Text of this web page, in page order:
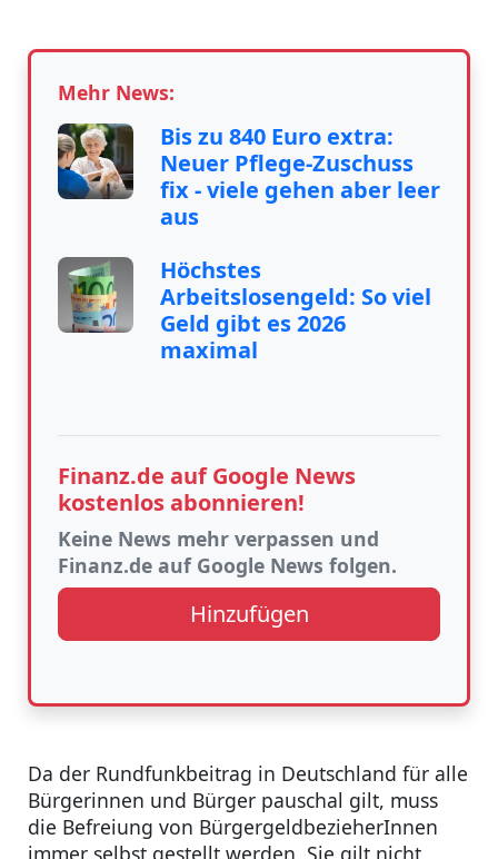
Mehr News:
Bis zu 840 Euro extra:
Neuer Pflege-Zuschuss
fix - viele gehen aber leer
aus
Höchstes
Arbeitslosengeld: So viel
Geld gibt es 2026
maximal
Finanz.de auf Google News
kostenlos abonnieren!
Keine News mehr verpassen und
Finanz.de auf Google News folgen.
Hinzufügen
Da der Rundfunkbeitrag in Deutschland für alle
Bürgerinnen und Bürger pauschal gilt, muss
die Befreiung von BürgergeldbezieherInnen